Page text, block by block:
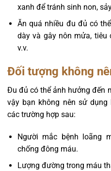
xanh để tránh sinh non,
Ăn quá nhiều đu đủ có
dày và gây nôn mửa,
v.v.
Đối tượng không
Đu đủ có thể ảnh hưởng đến
vậy bạn không nên sử
các trường hợp sau:
Người mắc bệnh loãng
chống đông máu.
Lượng đường trong máu